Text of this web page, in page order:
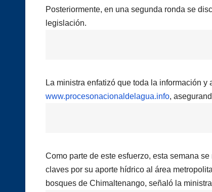
Posteriormente, en una segunda ronda se
legislación.
La ministra enfatizó que toda la información
www.procesonacionaldelagua.info,
Como parte de este esfuerzo, esta semana
claves por su aporte hídrico al área
bosques de Chimaltenango, señaló la